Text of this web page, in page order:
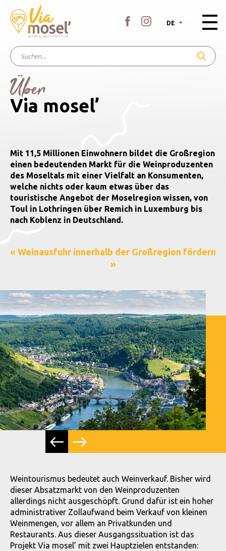
DE
Über
Via mosel’
Mit 11,5 Millionen Einwohnern bildet die Großregion
einen bedeutenden Markt für die Weinproduzenten
des Moseltals mit einer Vielfalt an Konsumenten,
welche nichts oder kaum etwas über das
touristische Angebot der Moselregion wissen, von
Toul in Lothringen über Remich in Luxemburg bis
nach Koblenz in Deutschland.
« Weinausfuhr innerhalb der Großregion fördern
»
Weintourismus bedeutet auch Weinverkauf. Bisher wird
dieser Absatzmarkt von den Weinproduzenten
allerdings nicht ausgeschöpft. Grund dafür ist ein hoher
administrativer Zollaufwand beim Verkauf von kleinen
Weinmengen, vor allem an Privatkunden und
Restaurants. Aus dieser Ausgangssituation ist das
Projekt Via mosel’ mit zwei Hauptzielen entstanden: